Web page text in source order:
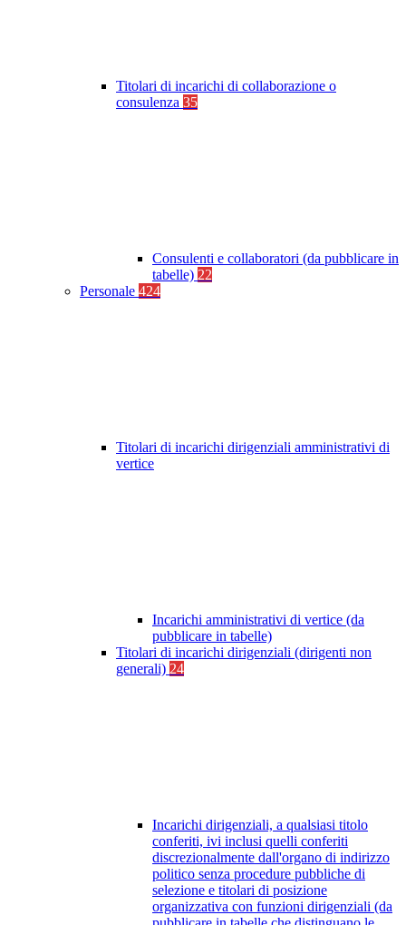
Titolari di incarichi di collaborazione o
consulenza 35
Consulenti e collaboratori (da pubblicare in
tabelle) 22
Personale 424
Titolari di incarichi dirigenziali amministrativi di
vertice
Incarichi amministrativi di vertice (da
pubblicare in tabelle)
Titolari di incarichi dirigenziali (dirigenti non
generali) 24
Incarichi dirigenziali, a qualsiasi titolo
conferiti, ivi inclusi quelli conferiti
discrezionalmente dall'organo di indirizzo
politico senza procedure pubbliche di
selezione e titolari di posizione
organizzativa con funzioni dirigenziali (da